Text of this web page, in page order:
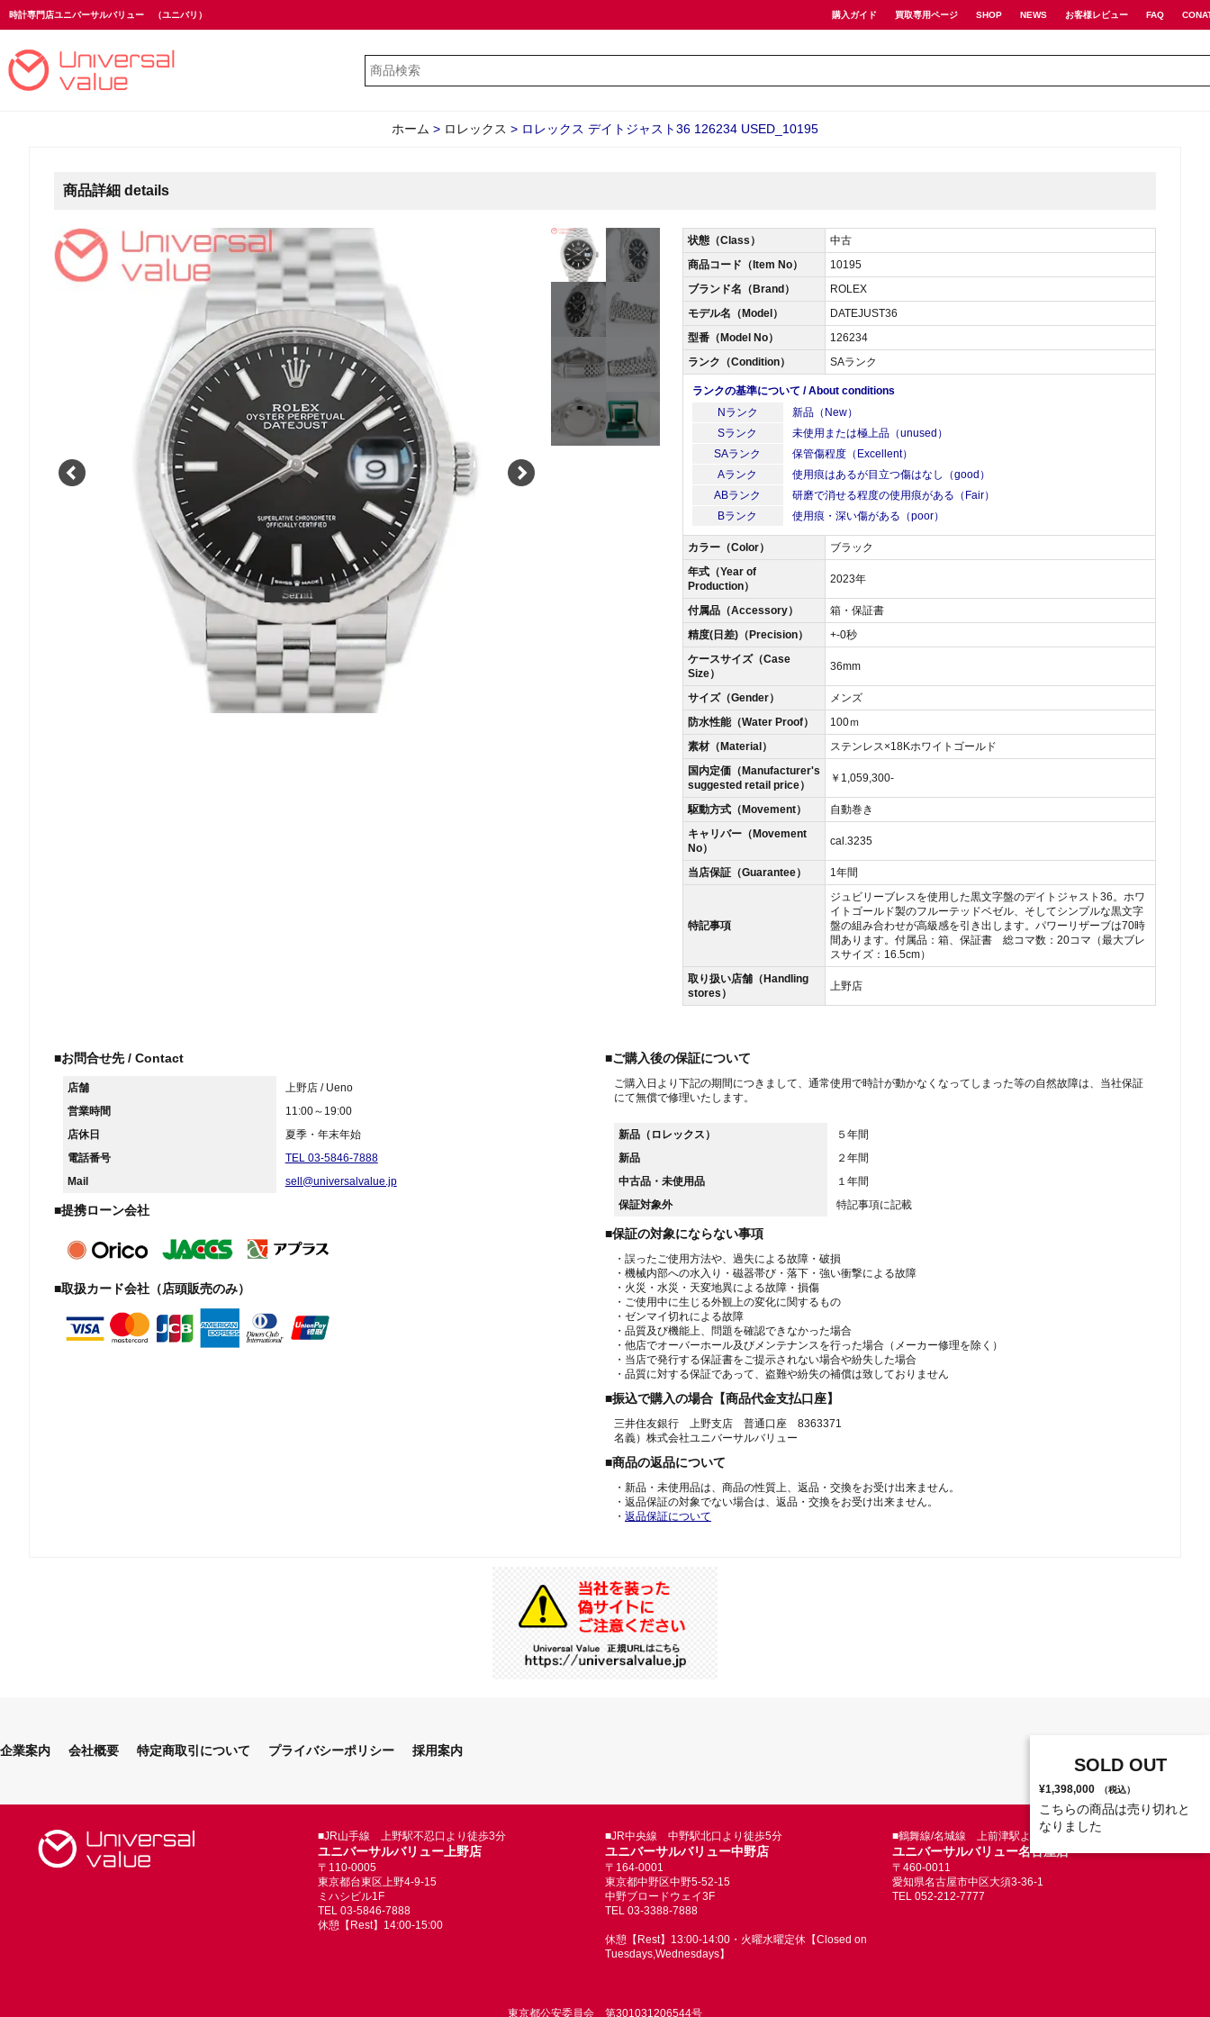
時計専門店ユニバーサルバリュー （ユニバリ） 購入ガイド 買取専用ページ SHOP NEWS お客様レビュー FAQ
ホーム > ロレックス > ロレックス デイトジャスト36 126234 USED_10195
商品詳細 details
SOLD OUT
¥1,398,000 （税込）
こちらの商品は売り切れと
なりました
状態（Class）
中古
商品コード（Item No）
10195
ブランド名（Brand）
ROLEX
モデル名（Model）
DATEJUST36
型番（Model No）
126234
ランク（Condition）
SAランク
ランクの基準について / About conditions
Nランク
新品（New）
Sランク
未使用または極上品（unused）
SAランク
保管傷程度（Excellent）
Aランク
使用痕はあるが目立つ傷はなし（good）
ABランク
研磨で消せる程度の使用痕がある（Fair）
Bランク
使用痕・深い傷がある（poor）
カラー（Color）
ブラック
年式（Year of
Production）
2023年
付属品（Accessory）
箱・保証書
精度(日差)（Precision）
+-0秒
ケースサイズ（Case
Size）
36mm
サイズ（Gender）
メンズ
防水性能（Water Proof）
100ｍ
素材（Material）
ステンレス×18Kホワイトゴールド
国内定価（Manufacturer's
suggested retail price）
￥1,059,300-
駆動方式（Movement）
自動巻き
キャリバー（Movement
No）
cal.3235
当店保証（Guarantee） 1年間
特記事項
ジュビリーブレスを使用した黒文字盤のデイトジャスト36。ホワ
イトゴールド製のフルーテッドベゼル、そしてシンプルな黒文字
盤の組み合わせが高級感を引き出します。パワーリザーブは70時
間あります。付属品：箱、保証書 総コマ数：20コマ（最大ブレ
スサイズ：16.5cm）
取り扱い店舗（Handling
stores）
上野店
■お問合せ先 / Contact
店舗
上野店 / Ueno
営業時間
11:00～19:00
店休日
夏季・年末年始
電話番号
TEL 03-5846-7888
Mail
sell@universalvalue.jp
■提携ローン会社
■取扱カード会社（店頭販売のみ）
■ご購入後の保証について
ご購入日より下記の期間につきまして、通常使用で時計が動かなくなってしまった等の自然故障は、当社保証
にて無償で修理いたします。
新品（ロレックス）
５年間
新品
２年間
中古品・未使用品
１年間
保証対象外
特記事項に記載
■保証の対象にならない事項
・誤ったご使用方法や、過失による故障・破損
・機械内部への水入り・磁器帯び・落下・強い衝撃による故障
・火災・水災・天変地異による故障・損傷
・ご使用中に生じる外観上の変化に関するもの
・ゼンマイ切れによる故障
・品質及び機能上、問題を確認できなかった場合
・他店でオーバーホール及びメンテナンスを行った場合（メーカー修理を除く）
・当店で発行する保証書をご提示されない場合や紛失した場合
・品質に対する保証であって、盗難や紛失の補償は致しておりません
■振込で購入の場合【商品代金支払口座】
三井住友銀行 上野支店 普通口座 8363371
名義）株式会社ユニバーサルバリュー
■商品の返品について
・新品・未使用品は、商品の性質上、返品・交換をお受け出来ません。
・返品保証の対象でない場合は、返品・交換をお受け出来ません。
・ 返品保証について
企業案内 会社概要 特定商取引について プライバシーポリシー 採用案内
■JR山手線 上野駅不忍口より徒歩3分
ユニバーサルバリュー上野店
〒110-0005
東京都台東区上野4-9-15
ミハシビル1F
TEL 03-5846-7888
休憩【Rest】14:00-15:00
■JR中央線 中野駅北口より徒歩5分
ユニバーサルバリュー中野店
〒164-0001
東京都中野区中野5-52-15
中野ブロードウェイ3F
TEL 03-3388-7888
休憩【Rest】13:00-14:00・火曜水曜定休【Closed on
Tuesdays,Wednesdays】
■鶴舞線/名城線 上前津駅より徒歩5分
ユニバーサルバリュー名古屋店
〒460-0011
愛知県名古屋市中区大須3-36-1
TEL 052-212-7777
東京都公安委員会 第301031206544号